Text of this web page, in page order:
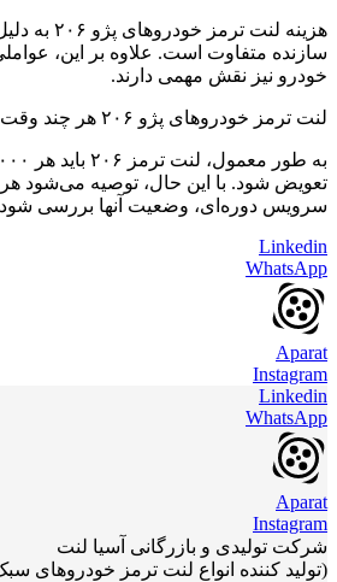
هزینه لنت
سازنده متفاوت است. علاوه بر این،
خودرو نیز نقش مهمی دارند.
لنت ترمز خودروهای پژو ۲۰۶ هر چند وقت یکبار باید تعویض شود؟
سرویس دوره‌ای، وضعیت آنها بررسی
Linkedin
WhatsApp
Aparat
Instagram
Linkedin
WhatsApp
Aparat
Instagram
شرکت تولیدی و بازرگانی آسیا لنت
(تولید کننده انواع لنت ترمز خودروهای